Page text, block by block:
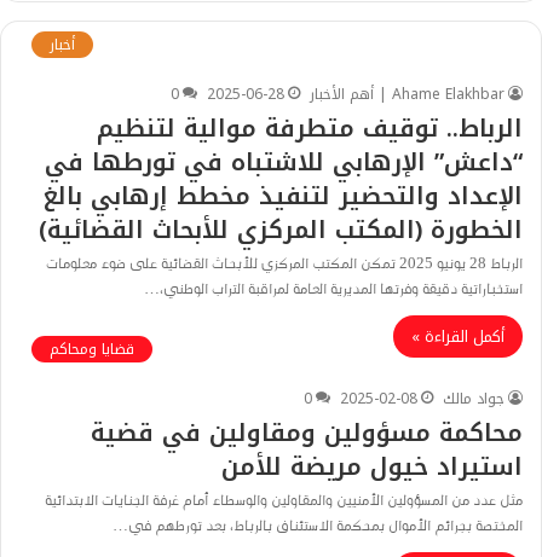
أخبار
Ahame Elakhbar | أهم الأخبار
2025-06-28
0
الرباط.. توقيف متطرفة موالية لتنظيم
“داعش” الإرهابي للاشتباه في تورطها في
الإعداد والتحضير لتنفيذ مخطط إرهابي بالغ
الخطورة (المكتب المركزي للأبحاث القضائية)
الرباط 28 يونيو 2025 تمكن المكتب المركزي للأبحاث القضائية على ضوء معلومات
استخباراتية دقيقة وفرتها المديرية العامة لمراقبة التراب الوطني،…
أكمل القراءة »
قضايا ومحاكم
جواد مالك
2025-02-08
0
محاكمة مسؤولين ومقاولين في قضية
استيراد خيول مريضة للأمن
مثل عدد من المسؤولين الأمنيين والمقاولين والوسطاء أمام غرفة الجنايات الابتدائية
المختصة بجرائم الأموال بمحكمة الاستئناف بالرباط، بعد تورطهم في…